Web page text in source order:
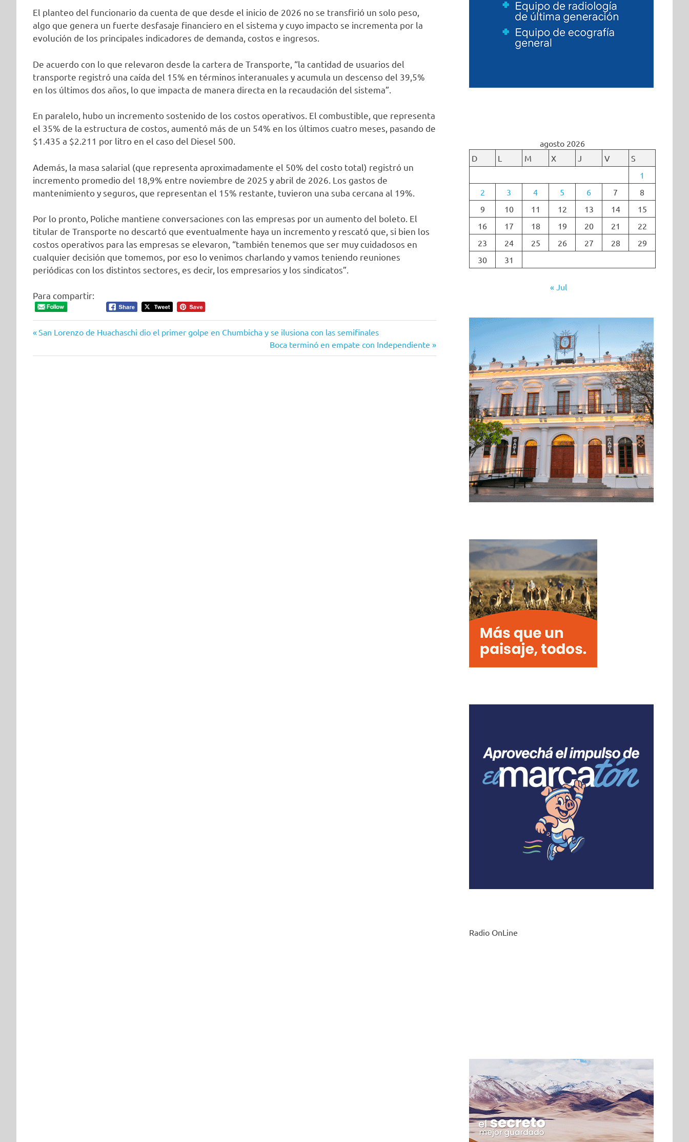
El planteo del funcionario da cuenta de que desde el inicio de 2026 no se transfirió un solo peso,
algo que genera un fuerte desfasaje financiero en el sistema y cuyo impacto se incrementa por la
evolución de los principales indicadores de demanda, costos e ingresos.
De acuerdo con lo que relevaron desde la cartera de Transporte, “la cantidad de usuarios del
transporte registró una caída del 15% en términos interanuales y acumula un descenso del 39,5%
en los últimos dos años, lo que impacta de manera directa en la recaudación del sistema”.
En paralelo, hubo un incremento sostenido de los costos operativos. El combustible, que representa
el 35% de la estructura de costos, aumentó más de un 54% en los últimos cuatro meses, pasando de
$1.435 a $2.211 por litro en el caso del Diesel 500.
Además, la masa salarial (que representa aproximadamente el 50% del costo total) registró un
incremento promedio del 18,9% entre noviembre de 2025 y abril de 2026. Los gastos de
mantenimiento y seguros, que representan el 15% restante, tuvieron una suba cercana al 19%.
Por lo pronto, Poliche mantiene conversaciones con las empresas por un aumento del boleto. El
titular de Transporte no descartó que eventualmente haya un incremento y rescató que, si bien los
costos operativos para las empresas se elevaron, “también tenemos que ser muy cuidadosos en
cualquier decisión que tomemos, por eso lo venimos charlando y vamos teniendo reuniones
periódicas con los distintos sectores, es decir, los empresarios y los sindicatos”.
Para compartir:
Navegación
de
Entrada
San Lorenzo de Huachaschi dio el primer golpe en Chumbicha y se ilusiona con las semifinales
Siguiente
entrada:
Boca terminó en empate con Independiente
agosto 2026
D
L M X J V
S
1
2
3 4 5 6 7
8
9
10 11 12 13 14
15
16
17 18 19 20 21
22
23
24 25 26 27 28
29
30
31
« Jul
Radio OnLine